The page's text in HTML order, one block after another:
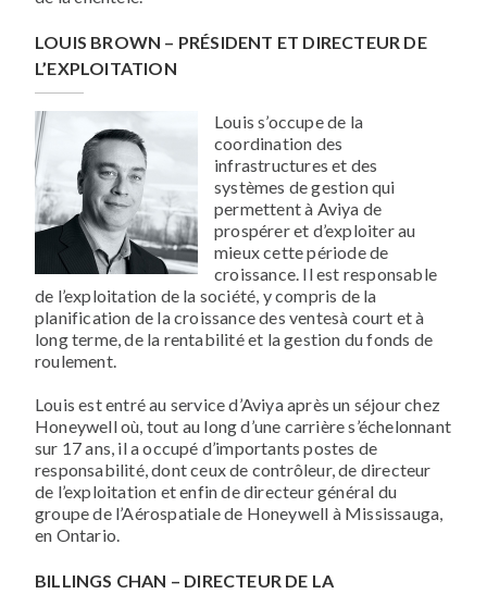
LOUIS BROWN – PRÉSIDENT ET DIRECTEUR DE
L’EXPLOITATION
Louis s’occupe de la
coordination des
infrastructures et des
systèmes de gestion qui
permettent à Aviya de
prospérer et d’exploiter au
mieux cette période de
croissance. Il est responsable
de l’exploitation de la société, y compris de la
planification de la croissance des ventesà court et à
long terme, de la rentabilité et la gestion du fonds de
roulement.
Louis est entré au service d’Aviya après un séjour chez
Honeywell où, tout au long d’une carrière s’échelonnant
sur 17 ans, il a occupé d’importants postes de
responsabilité, dont ceux de contrôleur, de directeur
de l’exploitation et enfin de directeur général du
groupe de l’Aérospatiale de Honeywell à Mississauga,
en Ontario.
BILLINGS CHAN – DIRECTEUR DE LA